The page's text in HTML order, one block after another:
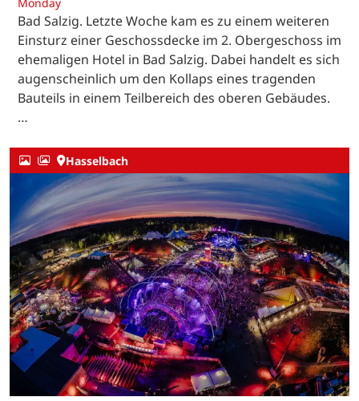
Bad Salzig. Letzte Woche kam es zu einem weiteren
Einsturz einer Geschossdecke im 2. Obergeschoss im
ehemaligen Hotel in Bad Salzig. Dabei handelt es sich
augenscheinlich um den Kollaps eines tragenden
Bauteils in einem Teilbereich des oberen Gebäudes.
…
Hasselbach